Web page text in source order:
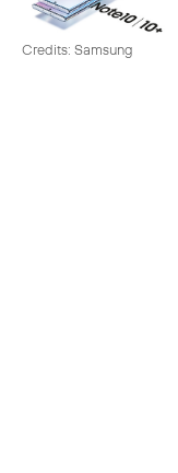
Credits: Samsung